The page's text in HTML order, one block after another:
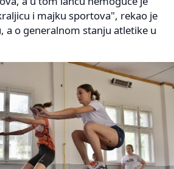
i majku sportova", rekao je
a o generalnom stanju atletike u